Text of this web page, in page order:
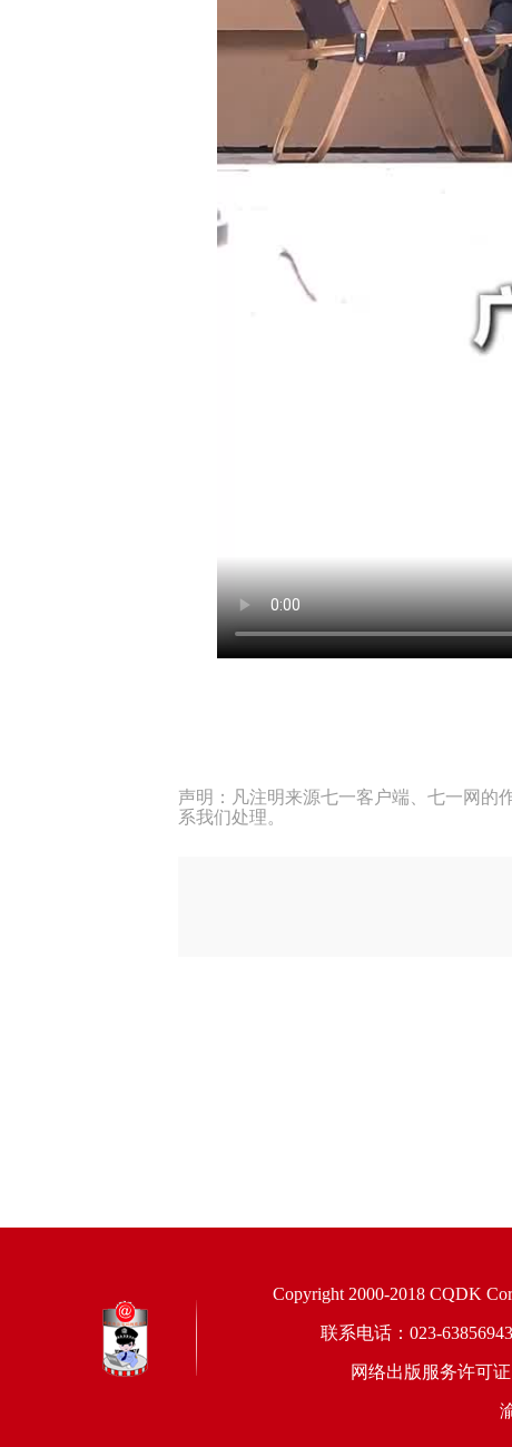
声明：凡注明来源七一客户端、七一网的
系我们处理。
Copyright 2000-2018 CQDK
联系电话：023-
网络出版服务许可